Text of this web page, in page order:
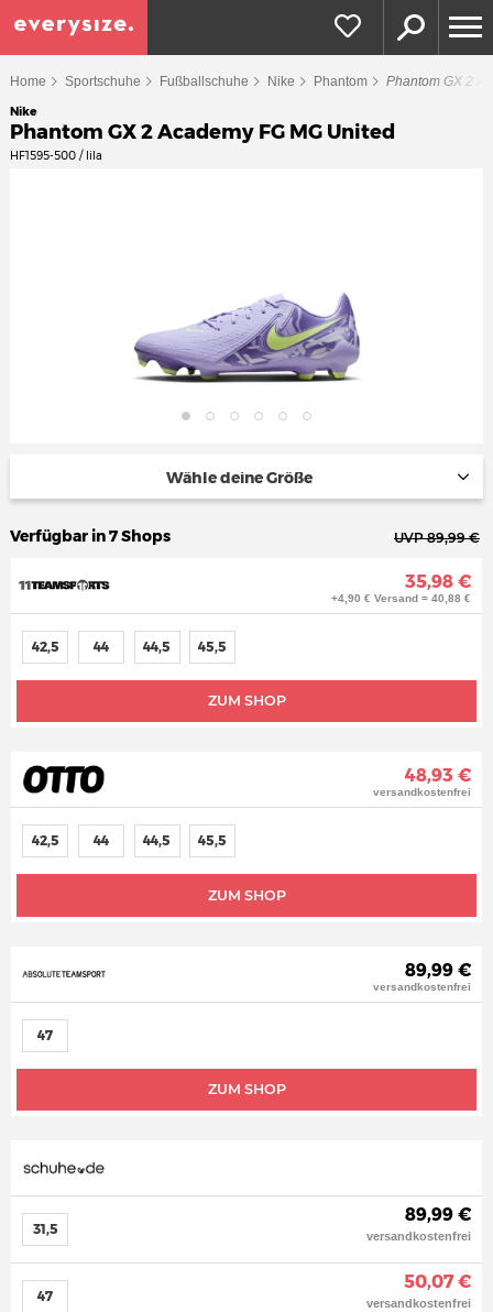
Home Sportschuhe Fußballschuhe Nike Phantom Phantom GX 2
Nike
Phantom GX 2 Academy FG MG United
HF1595-500 / lila
Wähle deine Größe
Verfügbar in 7 Shops UVP 89,99 €
35,98 €
+4,90 € Versand = 40,88 €
ZUM SHOP
42,5 44 44,5 45,5
48,93 €
versandkostenfrei
ZUM SHOP
42,5 44 44,5 45,5
89,99 €
versandkostenfrei
ZUM SHOP
47
31,5
89,99 €
versandkostenfrei
47
50,07 €
versandkostenfrei